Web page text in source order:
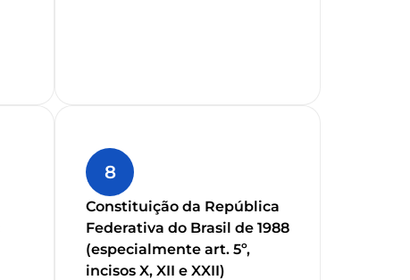
8
Constituição da República
Federativa do Brasil de 1988
(especialmente art. 5º,
incisos X, XII e XXII)